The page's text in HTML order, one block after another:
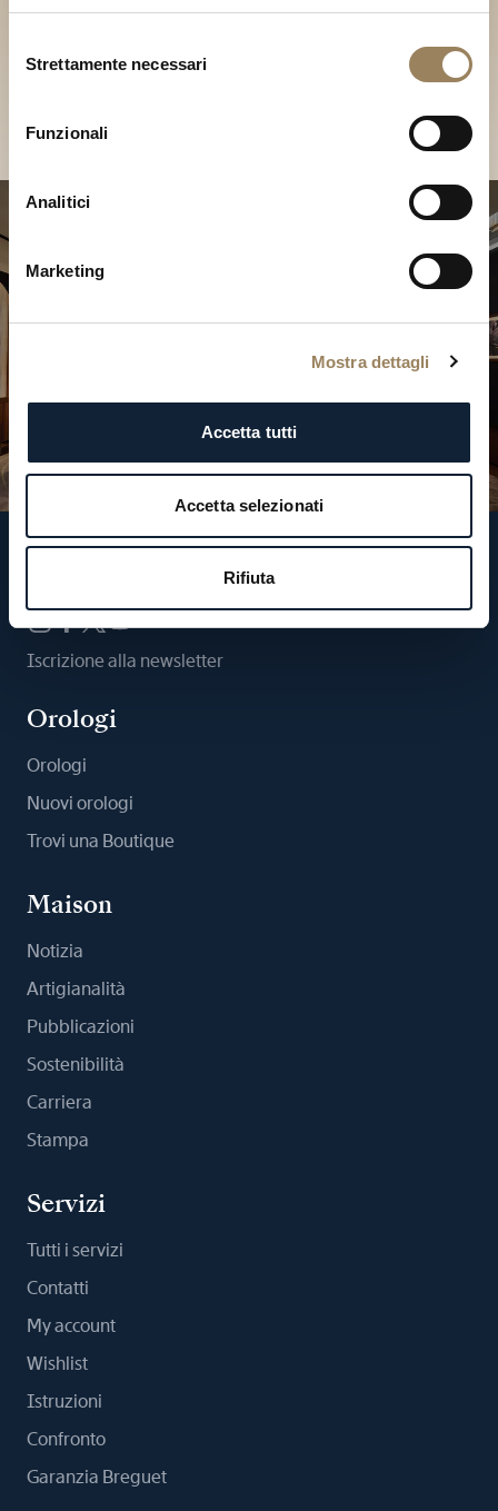
delStrettamente necessari
Funzionali
Analitici
Marketing
Mostra dettagli
Accetta tutti
Accetta selezionati
Rifiuta
Scopri le nostre collezioni in
Boutique
Iscrizione alla newsletter
Orologi
Orologi
Nuovi orologi
Trovi una Boutique
Maison
Notizia
Artigianalità
Pubblicazioni
Sostenibilità
Carriera
Stampa
Servizi
Tutti i servizi
Contatti
My account
Wishlist
Istruzioni
Confronto
Garanzia Breguet